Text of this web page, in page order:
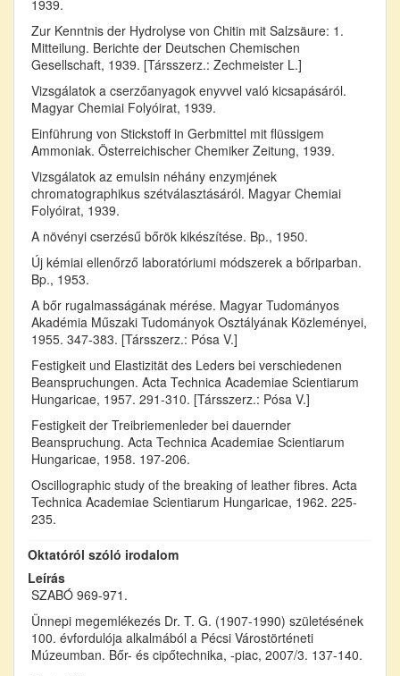
1939.
Zur Kenntnis der Hydrolyse von Chitin mit Salzsäure: 1.
Mitteilung. Berichte der Deutschen Chemischen
Gesellschaft, 1939. [Társszerz.: Zechmeister L.]
Vizsgálatok a cserzőanyagok enyvvel való kicsapásáról.
Magyar Chemiai Folyóirat, 1939.
Einführung von Stickstoff in Gerbmittel mit flüssigem
Ammoniak. Österreichischer Chemiker Zeitung, 1939.
Vizsgálatok az emulsin néhány enzymjének
chromatographikus szétválasztásáról. Magyar Chemiai
Folyóirat, 1939.
A növényi cserzésű bőrök kikészítése. Bp., 1950.
Új kémiai ellenőrző laboratóriumi módszerek a bőriparban.
Bp., 1953.
A bőr rugalmasságának mérése. Magyar Tudományos
Akadémia Műszaki Tudományok Osztályának Közleményei,
1955. 347-383. [Társszerz.: Pósa V.]
Festigkeit und Elastizität des Leders bei verschiedenen
Beanspruchungen. Acta Technica Academiae Scientiarum
Hungaricae, 1957. 291-310. [Társszerz.: Pósa V.]
Festigkeit der Treibriemenleder bei dauernder
Beanspruchung. Acta Technica Academiae Scientiarum
Hungaricae, 1958. 197-206.
Oscillographic study of the breaking of leather fibres. Acta
Technica Academiae Scientiarum Hungaricae, 1962. 225-
235.
Oktatóról szóló irodalom
Leírás
SZABÓ 969-971.
Ünnepi megemlékezés Dr. T. G. (1907-1990) születésének
100. évfordulója alkalmából a Pécsi Várostörténeti
Múzeumban. Bőr- és cipőtechnika, -piac, 2007/3. 137-140.